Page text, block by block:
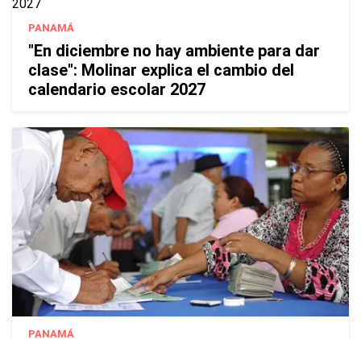
PANAMÁ
"En diciembre no hay ambiente para dar
clase": Molinar explica el cambio del
calendario escolar 2027
PANAMÁ